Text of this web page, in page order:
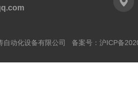
动化设备有限公司 备案号： 沪ICP备